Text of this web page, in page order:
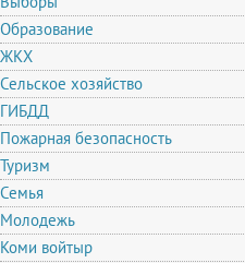
Образование
ЖКХ
Сельское хозяйство
ГИБДД
Пожарная безопасность
Туризм
Семья
Молодежь
Коми войтыр